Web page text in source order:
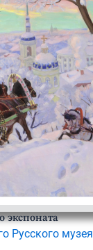
экспоната
Русского музея